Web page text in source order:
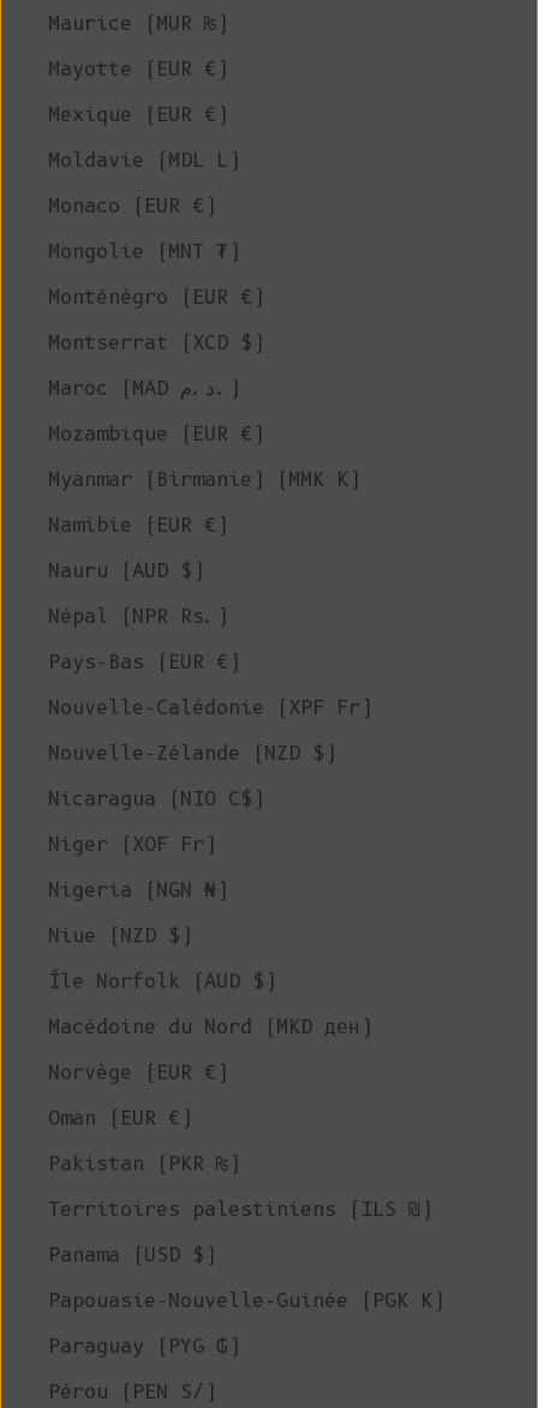
Maurice (MUR ₨)
Mayotte (EUR €)
Mexique (EUR €)
Moldavie (MDL L)
Monaco (EUR €)
Mongolie (MNT ₮)
Monténégro (EUR €)
Montserrat (XCD $)
Maroc (MAD د.م.)
Mozambique (EUR €)
Myanmar (Birmanie) (MMK K)
Namibie (EUR €)
Nauru (AUD $)
Népal (NPR Rs.)
Pays-Bas (EUR €)
Nouvelle-Calédonie (XPF Fr)
Nouvelle-Zélande (NZD $)
Nicaragua (NIO C$)
Niger (XOF Fr)
Nigeria (NGN ₦)
Niue (NZD $)
Île Norfolk (AUD $)
Macédoine du Nord (MKD ден)
Norvège (EUR €)
Oman (EUR €)
Pakistan (PKR ₨)
Territoires palestiniens (ILS ₪)
Panama (USD $)
Papouasie-Nouvelle-Guinée (PGK K)
Paraguay (PYG ₲)
Pérou (PEN S/)